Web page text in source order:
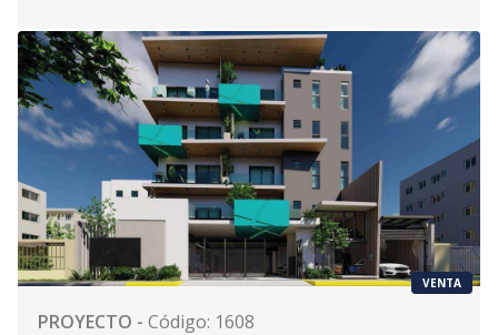
VENTA
PROYECTO - Código: 1608